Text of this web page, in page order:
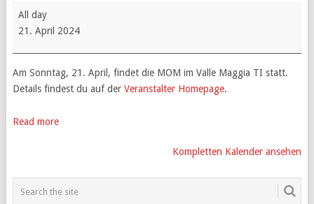
Valle
Miggia
All day
21. April 2024
Am Sonntag, 21. April, findet die MOM im Valle Maggia TI statt.
Details findest du auf der Veranstalter Homepage.
Read more
Kompletten Kalender ansehen